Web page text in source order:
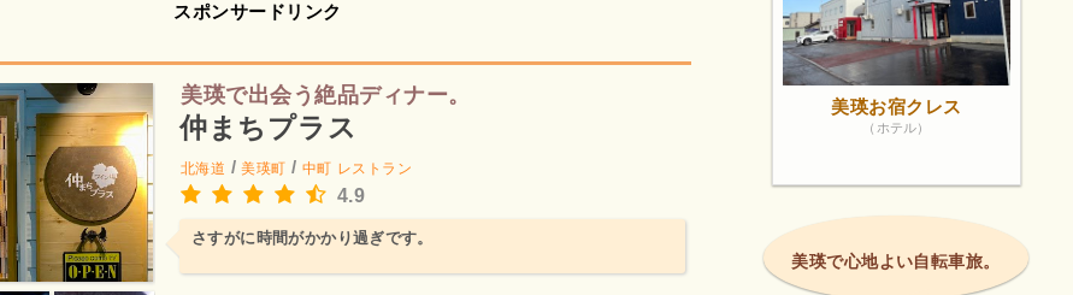
スポンサードリンク
美瑛で出会う絶品ディナー。
仲まちプラス
北海道 /美瑛町 / 中町 レストラン
4.9
さすがに時間がかかり過ぎです。
美瑛お宿クレス
（ホテル）
美瑛で心地よい自転車旅。